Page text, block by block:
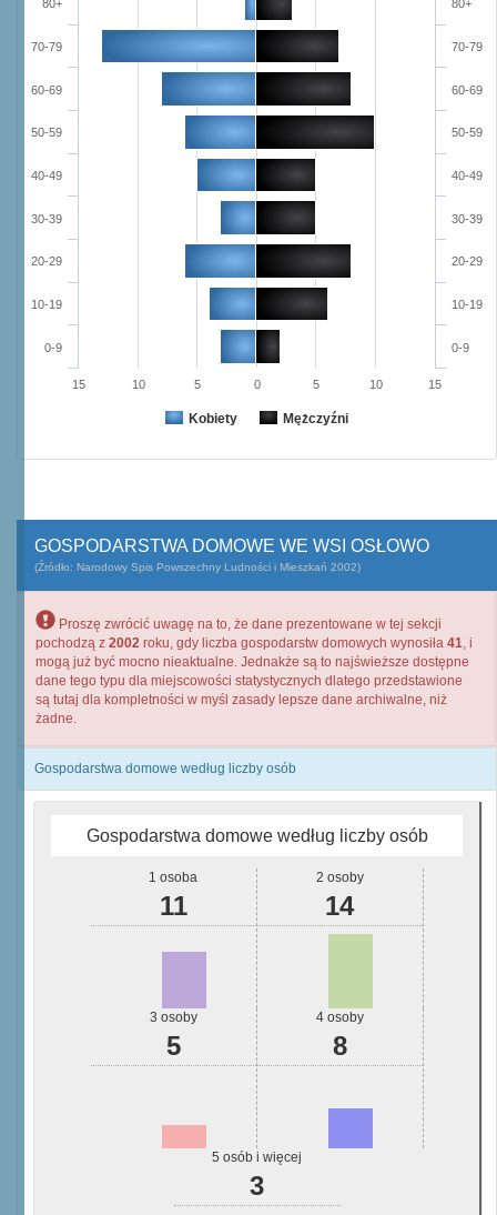
Kobiety Mężczyźni
0-9
10-19
20-29
30-39
40-49
50-59
60-69
70-79
80+
0-9
10-19
20-29
30-39
40-49
50-59
60-69
70-79
80+
15 10 5 0 5 10 15
GOSPODARSTWA DOMOWE WE WSI OSŁOWO
(Źródło: Narodowy Spis Powszechny Ludności i Mieszkań 2002)
Proszę zwrócić uwagę na to, że dane prezentowane w tej sekcji
pochodzą z 2002 roku, gdy liczba gospodarstw domowych wynosiła 41, i
mogą już być mocno nieaktualne. Jednakże są to najświeższe dostępne
dane tego typu dla miejscowości statystycznych dlatego przedstawione
są tutaj dla kompletności w myśl zasady lepsze dane archiwalne, niż
żadne.
Gospodarstwa domowe według liczby osób
Gospodarstwa domowe według liczby osób
1 osoba
11
2 osoby
14
3 osoby
5
4 osoby
8
5 osób i więcej
3